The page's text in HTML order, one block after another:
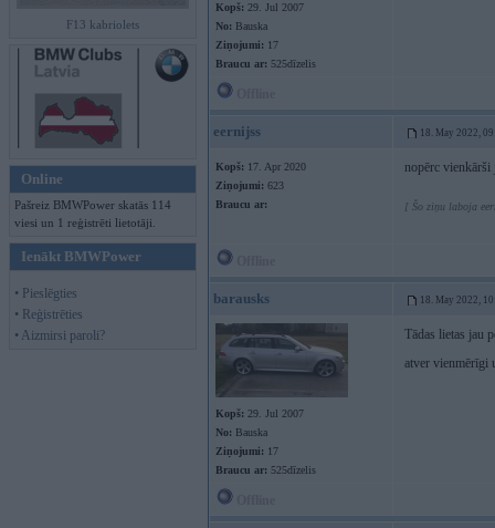
F13 kabriolets
Online
Pašreiz BMWPower skatās 114
viesi un 1 reģistrēti lietotāji.
Ienākt BMWPower
• Pieslēgties
• Reģistrēties
• Aizmirsi paroli?
Kopš: 29. Jul 2007
No: Bauska
Ziņojumi: 17
Braucu ar: 525dīzelis
eernijss 18. May 2022,
Kopš: 17. Apr 2020
Ziņojumi: 623
Braucu ar:
nopērc
[ Šo ziņu laboja
barausks 18. May 2022,
Kopš: 29. Jul 2007
No: Bauska
Ziņojumi: 17
Braucu ar: 525dīzelis
Tādas lietas jau
atver vienmērīgi